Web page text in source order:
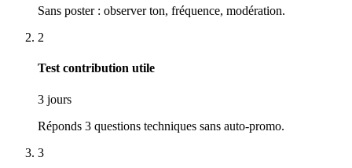
Sans poster : observer ton, fréquence, modération.
2
Test contribution utile
3 jours
Réponds 3 questions techniques sans auto-promo.
3